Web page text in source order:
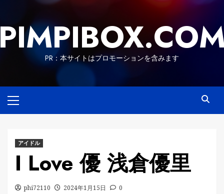
content
PR：本サイトはプロモーションを含みます
Menu
アイドル
I Love 優 浅倉優里
phi72110 2024年1月15日 0